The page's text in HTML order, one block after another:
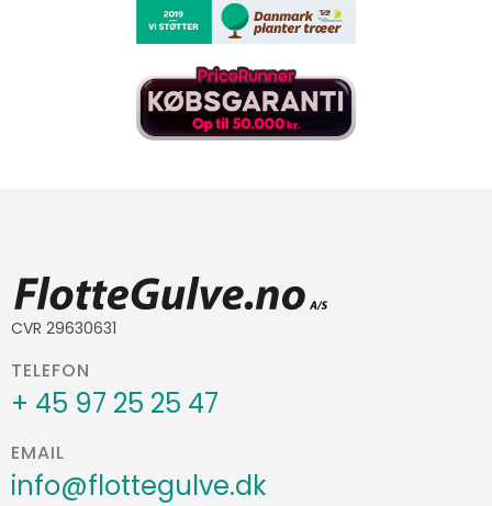
CVR 29630631
TELEFON
+ 45 97 25 25 47
EMAIL
info@flottegulve.dk